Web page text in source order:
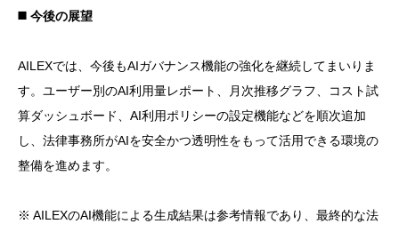
◼️ 今後の展望
AILEXでは、今後もAIガバナンス機能の強化を継続してまいりま
す。ユーザー別のAI利用量レポート、月次推移グラフ、コスト試
算ダッシュボード、AI利用ポリシーの設定機能などを順次追加
し、法律事務所がAIを安全かつ透明性をもって活用できる環境の
整備を進めます。
※ AILEXのAI機能による生成結果は参考情報であり、最終的な法